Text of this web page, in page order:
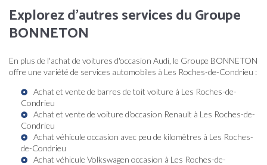
Explorez d'autres services du Groupe
BONNETON
En plus de l'achat de voitures d'occasion Audi, le Groupe BONNETON
offre une variété de services automobiles à Les Roches-de-Condrieu :
Achat et vente de barres de toit voiture à Les Roches-de-
Condrieu
Achat et vente de voiture d'occasion Renault à Les Roches-de-
Condrieu
Achat véhicule occasion avec peu de kilomètres à Les Roches-
de-Condrieu
Achat véhicule Volkswagen occasion à Les Roches-de-